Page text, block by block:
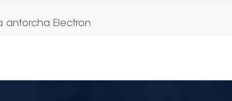
antorcha Electron